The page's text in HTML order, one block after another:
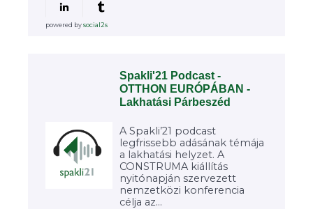
powered bysocial2s
Spakli'21 Podcast -
OTTHON EURÓPÁBAN -
Lakhatási Párbeszéd
A Spakli’21 podcast
legfrissebb adásának témája
a lakhatási helyzet. A
CONSTRUMA kiállítás
nyitónapján szervezett
nemzetközi konferencia
célja az...